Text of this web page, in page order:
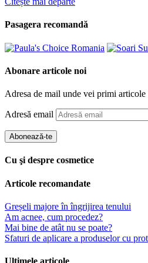
Pasagera recomandă
Abonare articole noi
Adresa de mail unde vei primi
Adresă email
Abonează-te
Cu şi despre cosmetice
Articole recomandate
Greșeli majore în îngrijirea tenului
Am acnee, cum procedez?
Mai bine de atât nu se poate?
Sfaturi de aplicare a produselor cu